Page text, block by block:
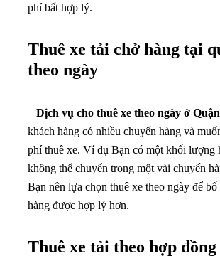
phí bất hợp lý.
Thuê xe tải chở hàng tại
theo ngày
Dịch vụ cho thuê xe theo ngày ở
khách hàng có nhiều chuyến hàng và
phí thuê xe. Ví dụ Bạn có một khối lượng
không thể chuyển trong một vài chuyến
Bạn nên lựa chọn thuê xe theo ngày để
hàng được hợp lý hơn.
Thuê xe tải theo hợp